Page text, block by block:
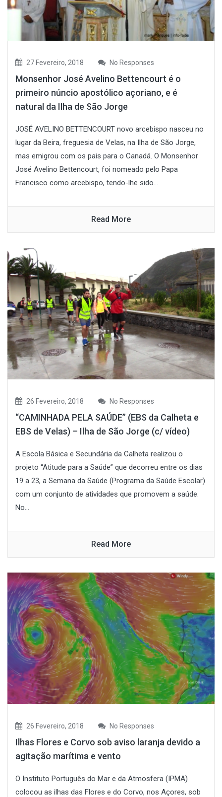
27 Fevereiro, 2018 No Responses
Monsenhor José Avelino Bettencourt é o
primeiro núncio apostólico açoriano, e é
natural da Ilha de São Jorge
JOSÉ AVELINO BETTENCOURT novo arcebispo nasceu no
lugar da Beira, freguesia de Velas, na Ilha de São Jorge,
mas emigrou com os pais para o Canadá. O Monsenhor
José Avelino Bettencourt, foi nomeado pelo Papa
Francisco como arcebispo, tendo-lhe sido...
Read More
26 Fevereiro, 2018 No Responses
“CAMINHADA PELA SAÚDE” (EBS da Calheta e
EBS de Velas) – Ilha de São Jorge (c/ vídeo)
A Escola Básica e Secundária da Calheta realizou o
projeto “Atitude para a Saúde” que decorreu entre os dias
19 a 23, a Semana da Saúde (Programa da Saúde Escolar)
com um conjunto de atividades que promovem a saúde.
No...
Read More
26 Fevereiro, 2018 No Responses
Ilhas Flores e Corvo sob aviso laranja devido a
agitação marítima e vento
O Instituto Português do Mar e da Atmosfera (IPMA)
colocou as ilhas das Flores e do Corvo, nos Açores, sob